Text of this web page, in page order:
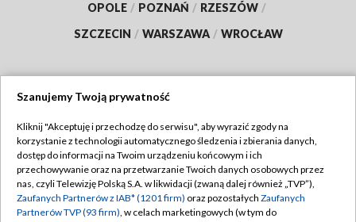
OPOLE / POZNAŃ / RZESZÓW /
SZCZECIN / WARSZAWA / WROCŁAW
TVP
Abonament TVP
Emisja w TVP
Regulamin TVP
Polityka prywatności
Szanujemy Twoją prywatność
Kliknij "Akceptuję i przechodzę do serwisu", aby wyrazić zgody na
korzystanie z technologii automatycznego śledzenia i zbierania danych,
dostęp do informacji na Twoim urządzeniu końcowym i ich
przechowywanie oraz na przetwarzanie Twoich danych osobowych przez
nas, czyli Telewizję Polską S.A. w likwidacji (zwaną dalej również „TVP”),
Zaufanych Partnerów z IAB* (1201 firm) oraz pozostałych Zaufanych
Partnerów TVP (93 firm), w celach marketingowych (w tym do